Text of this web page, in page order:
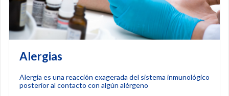
Alergias
Alergia es una reacción exagerada del sistema inmunológico
posterior al contacto con algún alérgeno